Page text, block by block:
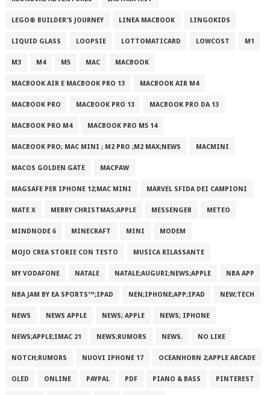
LEGO® BUILDER'S JOURNEY LINEA MACBOOK LINGOKIDS
LIQUID GLASS LOOPSIE LOTTOMATICARD LOWCOST M1
M3 M4 M5 MAC MACBOOK
MACBOOK AIR E MACBOOK PRO 13 MACBOOK AIR M4
MACBOOK PRO MACBOOK PRO 13 MACBOOK PRO DA 13
MACBOOK PRO M4 MACBOOK PRO M5 14
MACBOOK PRO; MAC MINI ; M2 PRO ;M2 MAX;NEWS MACMINI
MACOS GOLDEN GATE MACPAW
MAGSAFE PER IPHONE 12;MAC MINI MARVEL SFIDA DEI CAMPIONI
MATE X MERRY CHRISTMAS;APPLE MESSENGER METEO
MINDNODE 6 MINECRAFT MINI MODEM
MOJO CREA STORIE CON TESTO MUSICA RILASSANTE
MY VODAFONE NATALE NATALE;AUGURI;NEWS;APPLE NBA APP
NBA JAM BY EA SPORTS™;IPAD NEN;IPHONE;APP;IPAD NEW;TECH
NEWS NEWS APPLE NEWS; APPLE NEWS; IPHONE
NEWS;APPLE;IMAC 21 NEWS;RUMORS NEWS. NO LIKE
NOTCH;RUMORS NUOVI IPHONE 17 OCEANHORN 2;APPLE ARCADE
OLED ONLINE PAYPAL PDF PIANO & BASS PINTEREST